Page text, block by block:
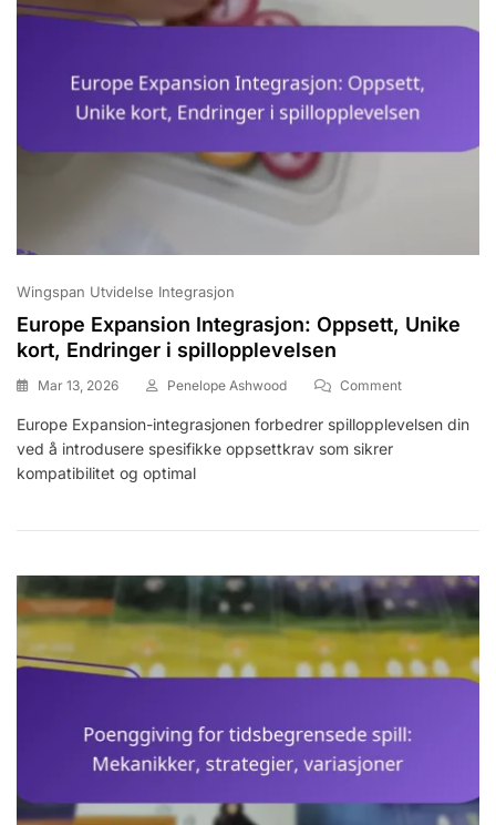
Wingspan Utvidelse Integrasjon
Europe Expansion Integrasjon: Oppsett, Unike
kort, Endringer i spillopplevelsen
Mar 13, 2026 Penelope Ashwood CommentOn
Expansion
Endringer
Europe Expansion-integrasjonen forbedrer spillopplevelsen din
ved å introdusere spesifikke oppsettkrav som sikrer
kompatibilitet og optimal